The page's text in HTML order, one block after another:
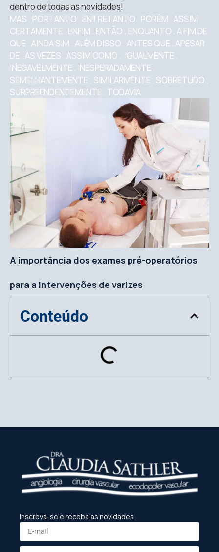
dentro de todas as novidades!
MAS . PORTANTO . ENTRETANTO . PORÉM . ASSIM .
CERTAMENTE . ENFIM . ENTÃO . ENQUANTO . A FIM DE
QUE . AINDA SIM . ALÉM DISSO . ANTES QUE . APESAR
DE . ÀS VEZES . ASSIM COMO . IGUALMENTE .
INEGAVELMENTE . INESPERADAMENTE .
SEMELHANTEMENTE . SIMILARMENTE . SOBRETUDO .
SURPREENDENTEMENTE . TODAVIA
A importância dos exames pré-operatórios
para a intervenções de varizes
Conteúdo
Inscreva-se e receba as novidades